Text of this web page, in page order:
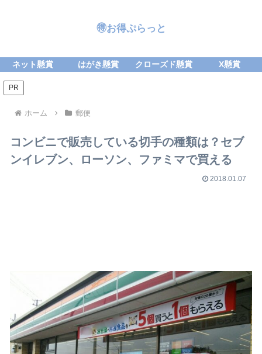
🉐お得ぷらっと
ネット懸賞 はがき懸賞 クローズド懸賞 X懸賞
PR
ホーム 郵便
コンビニで販売している切手の種類は？セブ
ンイレブン、ローソン、ファミマで買える
2018.01.07